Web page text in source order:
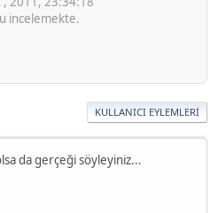
incelemekte.
KULLANICI EYLEMLERI
da gerçeği söyleyiniz...